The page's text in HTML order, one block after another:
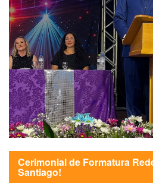
Cerimonial de Formatura
Santiago!